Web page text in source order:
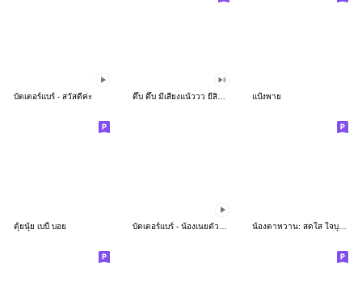
บัตเตอร์แบร์ - สวัสดีค่ะ แป้งพาย
ตุ้ยนุ้ย เบบี้ บอย น้องตาหวาน: สดใส ใจบุญ (สีพาสเทล)